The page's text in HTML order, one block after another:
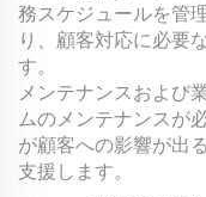
務スケジュールを管
り、顧客対応に必要
す。
メンテナンスおよび
ムのメンテナンスが
が顧客への影響が出
支援します。